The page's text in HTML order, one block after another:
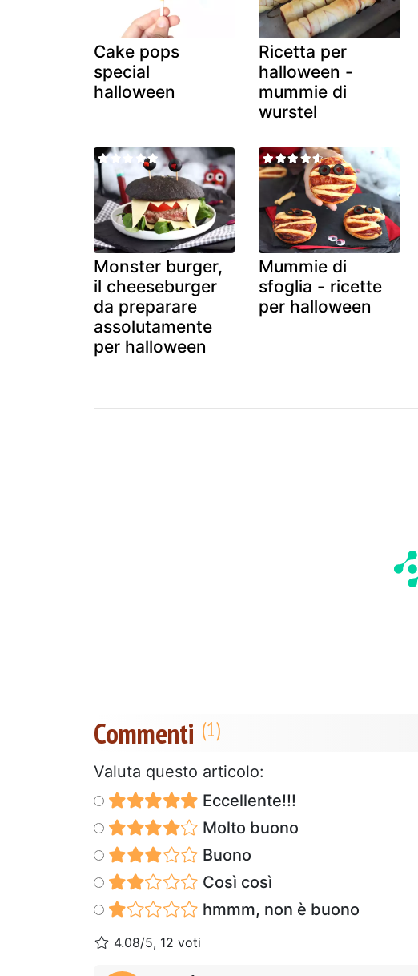
Cake pops
special
halloween
Ricetta per
halloween -
mummie di
wurstel
Monster burger,
il cheeseburger
da preparare
assolutamente
per halloween
Mummie di
sfoglia - ricette
per halloween
Commenti
Valuta questo articolo:
Eccellente!!!
Molto buono
Buono
Così così
hmmm, non è buono
4.08/5, 12 voti